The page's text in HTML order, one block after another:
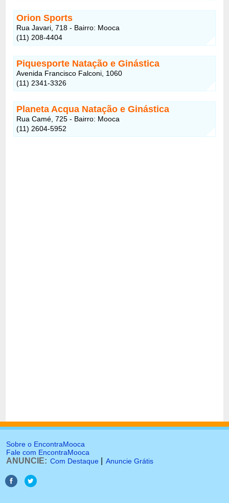
Orion Sports
Rua Javari, 718 - Bairro: Mooca
(11) 208-4404
Piquesporte Natação e Ginástica
Avenida Francisco Falconi, 1060
(11) 2341-3326
Planeta Acqua Natação e Ginástica
Rua Camé, 725 - Bairro: Mooca
(11) 2604-5952
Sobre o EncontraMooca
Fale com EncontraMooca
ANUNCIE: Com Destaque Anuncie Grátis